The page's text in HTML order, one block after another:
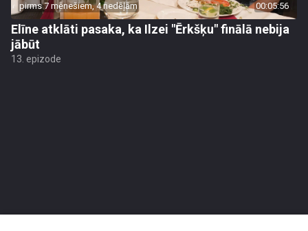
pirms 7 mēnešiem, 4 nedēļām 00:05:56
Elīne atklāti pasaka, ka Ilzei "Ērkšķu" finālā nebija
jābūt
13. epizode